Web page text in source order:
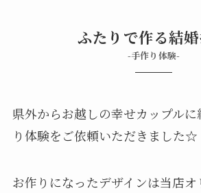
ふたりで作る結
-手作り体験-
県外からお越しの幸せカップル
り体験をご依頼いただきました☆
お作りになったデザインは当店